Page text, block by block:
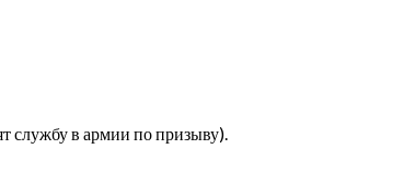
службу в армии по призыву).